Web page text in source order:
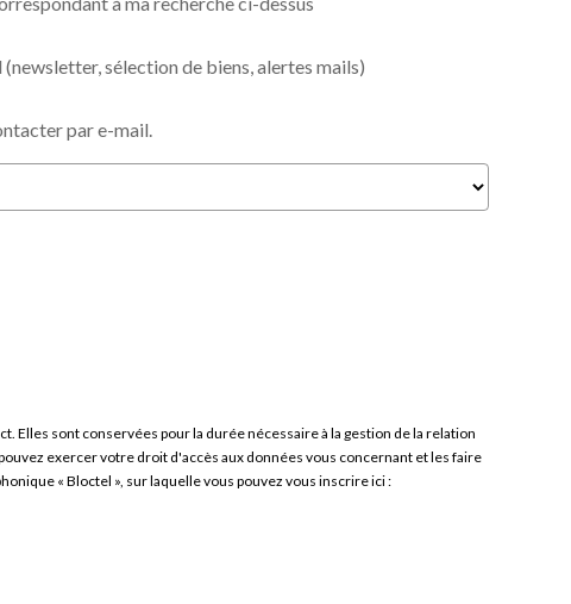
sélection de biens, alertes mails)
par e-mail.
Elles sont conservées pour la durée nécessaire à la gestion de la relation
exercer votre droit d'accès aux données vous concernant et les faire
« Bloctel », sur laquelle vous pouvez vous inscrire ici :